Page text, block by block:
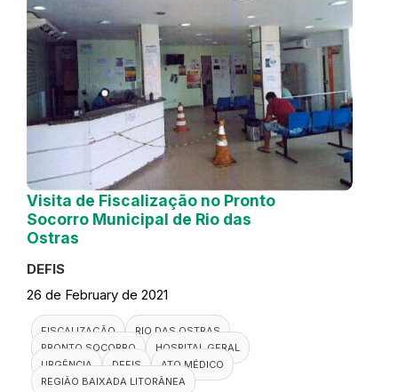
Visita de Fiscalização no Pronto
Socorro Municipal de Rio das
Ostras
DEFIS
26 de February de 2021
FISCALIZAÇÃO
RIO DAS OSTRAS
PRONTO SOCORRO
HOSPITAL GERAL
URGÊNCIA
DEFIS
ATO MÉDICO
REGIÃO BAIXADA LITORÂNEA